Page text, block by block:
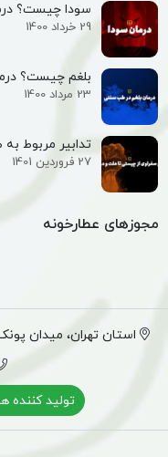
سودا چیست؟
29 خرداد 1400
بلغم چیست؟
23 مرداد 1400
تدابیر مربوط
27 فروردین 1401
مجوزهای عطارخونه
استان تهران، میدان
تولید کننده